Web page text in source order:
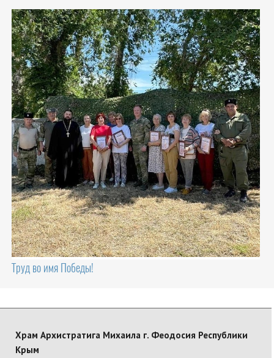
Труд во имя Победы!
Храм Архистратига Михаила г. Феодосия Республики
Крым